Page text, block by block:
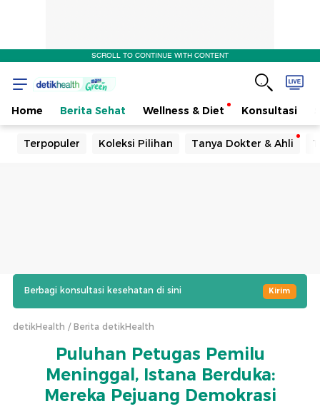
SCROLL TO CONTINUE WITH CONTENT
Home Berita Sehat Wellness & Diet Konsultasi
Terpopuler Koleksi Pilihan Tanya Dokter & Ahli
Berbagi konsultasi kesehatan di sini Kirim
detikHealth Berita detikHealth
Puluhan Petugas Pemilu
Meninggal, Istana Berduka:
Mereka Pejuang Demokrasi